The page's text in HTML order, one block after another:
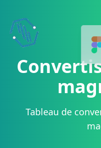
Tableau de
Boostez
Ajoutez nos